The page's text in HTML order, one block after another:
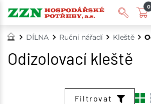
DÍLNA Ruční nářadí Kleště
Odizolovací kleště
Filtrovat
0